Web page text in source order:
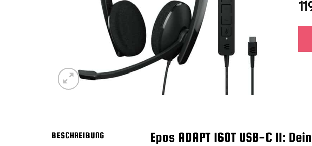
BESCHREIBUNG
Epos ADAPT 160T USB-C II: